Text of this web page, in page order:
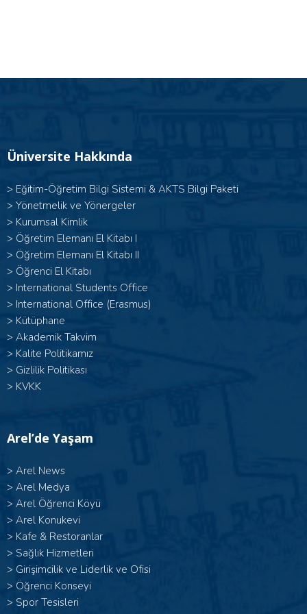
Üniversite Hakkında
> Eğitim-Öğretim Bilgi Sistemi & AKTS Bilgi Paketi
> Yönetmelik ve Yönergeler
> Kurumsal Kimlik
> Öğretim Elemanı El Kitabı I
> Öğretim Elemanı El Kitabı II
> Öğrenci El Kitabı
> International Students Office
> International Office (Erasmus)
> Kütüphane
> Akademik Takvim
> Kalite Politikamız
> Gizlilik Politikası
> KVKK
Arel’de Yaşam
> Arel News
> Arel Medya
> Arel Öğrenci Köyü
> Arel Konukevi
> Kafe & Restoranlar
> Sağlık Hizmetleri
> Girişimcilik ve Liderlik ve Ofisi
> Öğrenci Konseyi
> Spor Tesisleri